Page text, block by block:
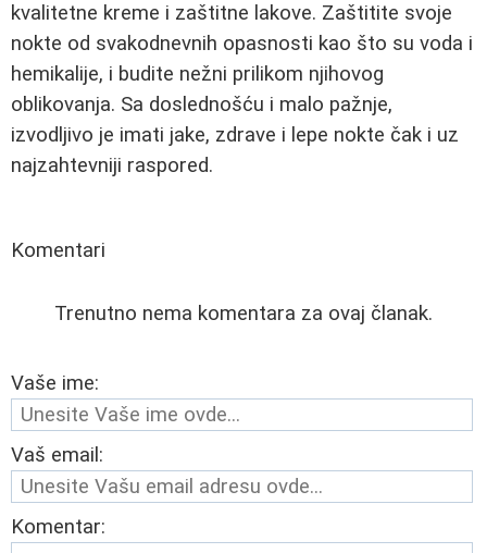
kvalitetne kreme i zaštitne lakove. Zaštitite svoje
nokte od svakodnevnih opasnosti kao što su voda i
hemikalije, i budite nežni prilikom njihovog
oblikovanja. Sa doslednošću i malo pažnje,
izvodljivo je imati jake, zdrave i lepe nokte čak i uz
najzahtevniji raspored.
Komentari
Trenutno nema komentara za ovaj članak.
Vaše ime:
Vaš email:
Komentar: